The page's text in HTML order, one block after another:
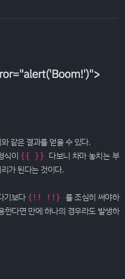
같은 결과를 얻을 수 있다.
식이 {{ }} 다보니 차마 놓치는 부
가 된다는 것이다.
기보다 {!! !!} 를 조심히 써야하
한다면 만에 하나의 경우라도 발생하